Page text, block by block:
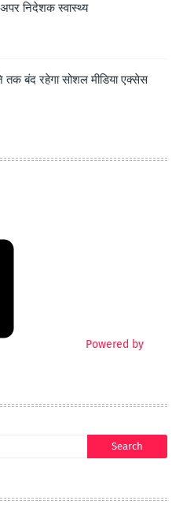
निदेशक स्वास्थ्य
बंद रहेगा सोशल मीडिया एक्सेस
Powered by